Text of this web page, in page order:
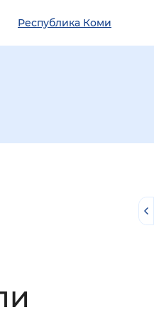
Республика Коми